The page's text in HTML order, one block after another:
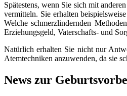
Spätestens, wenn Sie sich mit
vermitteln. Sie erhalten
Welche schmerzlindernden
Erziehungsgeld, Vaterschafts- und
Natürlich erhalten Sie nicht nur
Atemtechniken anzuwenden, da sie
News zur